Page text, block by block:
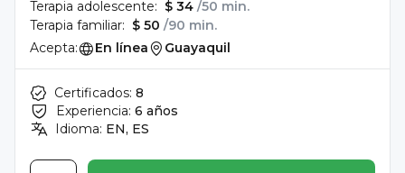
Terapia adolescente: $ 34 /50 min.
Terapia familiar: $ 50 /90 min.
Acepta:
En línea Guayaquil
Certificados: 8
Experiencia: 6 años
Idioma: EN, ES